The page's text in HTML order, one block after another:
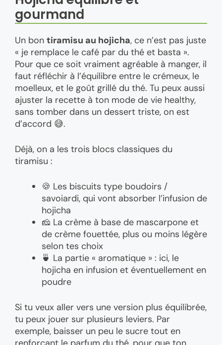
gourmand
Un bon tiramisu au hojicha, ce n’est pas juste
« je remplace le café par du thé et basta ».
Pour que ce soit vraiment agréable à manger, il
faut réfléchir à l’équilibre entre le crémeux, le
moelleux, et le goût grillé du thé. Tu peux aussi
ajuster la recette à ton mode de vie healthy,
sans tomber dans un dessert triste, on est
d’accord 😅.
Déjà, on a les trois blocs classiques du
tiramisu :
🍪 Les biscuits type boudoirs /
savoiardi, qui vont absorber l’infusion de
hojicha
🧀 La crème à base de mascarpone et
de crème fouettée, plus ou moins légère
selon tes choix
🍵 La partie « aromatique » : ici, le
hojicha en infusion et éventuellement en
poudre
Si tu veux aller vers une version plus équilibrée,
tu peux jouer sur plusieurs leviers. Par
exemple, baisser un peu le sucre tout en